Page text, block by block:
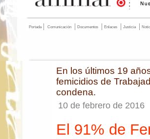
Portada Comunicación Documentos Enlaces Justicia
En los últimos 19
femicidios de
condena.
10 de febrero de 2016
El 91% de